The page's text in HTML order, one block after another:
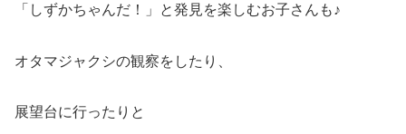
「しずかちゃんだ！」と発見を楽しむお子さんも♪
オタマジャクシの観察をしたり、
展望台に行ったりと